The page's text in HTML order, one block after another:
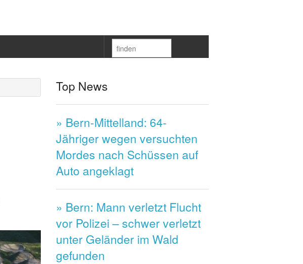
Top News
» Bern-Mittelland: 64-
Jähriger wegen versuchten
Mordes nach Schüssen auf
Auto angeklagt
» Bern: Mann verletzt Flucht
vor Polizei – schwer verletzt
unter Geländer im Wald
gefunden